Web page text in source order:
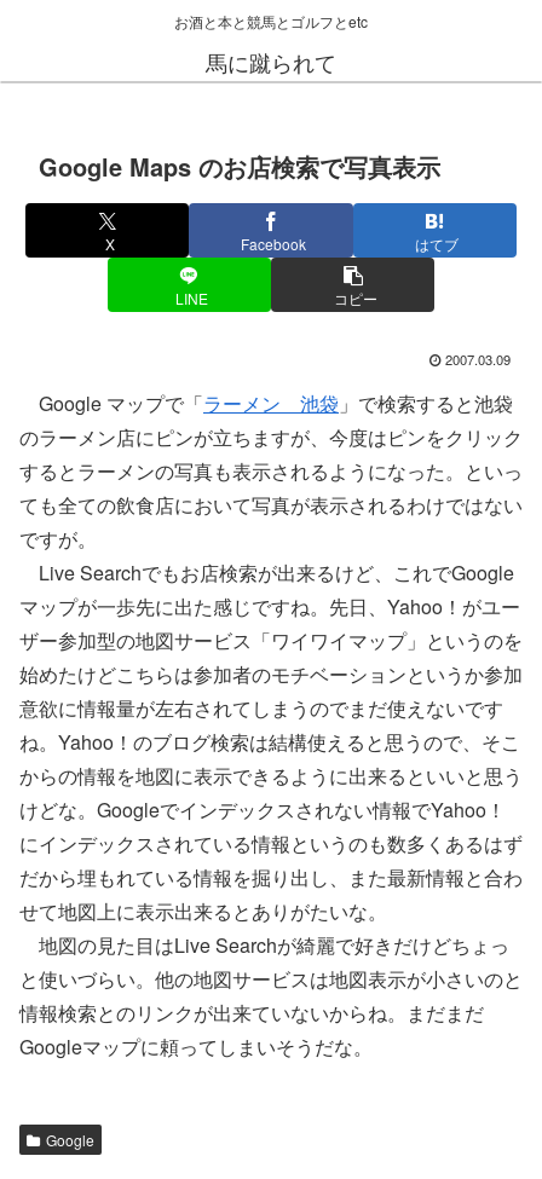
お酒と本と競馬とゴルフとetc
馬に蹴られて
Google Maps のお店検索で写真表示
X Facebook はてブ
LINE コピー
2007.03.09
Google マップで「ラーメン 池袋 」で検索すると池袋
のラーメン店にピンが立ちますが、今度はピンをクリック
するとラーメンの写真も表示されるようになった。といっ
ても全ての飲食店において写真が表示されるわけではない
ですが。
Live Searchでもお店検索が出来るけど、これでGoogle
マップが一歩先に出た感じですね。先日、Yahoo！がユー
ザー参加型の地図サービス「ワイワイマップ」というのを
始めたけどこちらは参加者のモチベーションというか参加
意欲に情報量が左右されてしまうのでまだ使えないです
ね。Yahoo！のブログ検索は結構使えると思うので、そこ
からの情報を地図に表示できるように出来るといいと思う
けどな。Googleでインデックスされない情報でYahoo！
にインデックスされている情報というのも数多くあるはず
だから埋もれている情報を掘り出し、また最新情報と合わ
せて地図上に表示出来るとありがたいな。
地図の見た目はLive Searchが綺麗で好きだけどちょっ
と使いづらい。他の地図サービスは地図表示が小さいのと
情報検索とのリンクが出来ていないからね。まだまだ
Googleマップに頼ってしまいそうだな。
Google